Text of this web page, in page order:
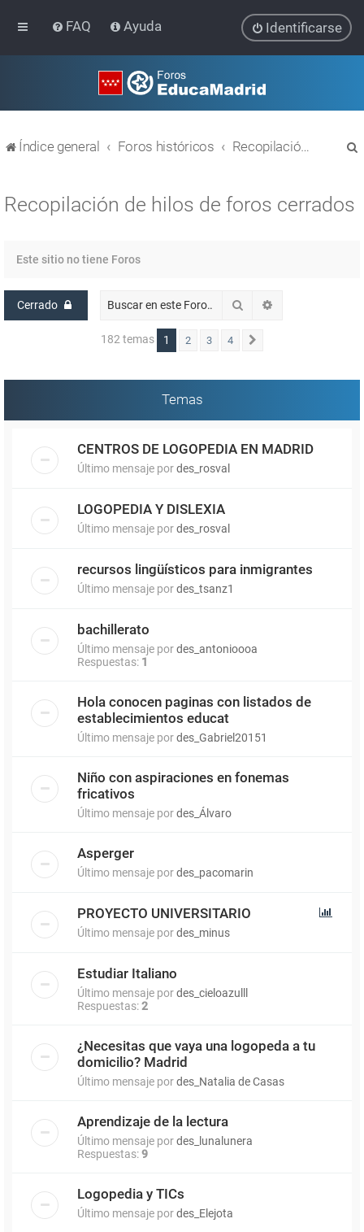
FAQ Ayuda Identificarse
Índice general Foros históricos Recopilación de hilos de foros cerrados
Recopilación de hilos de foros cerrados
Este sitio no tiene Foros
Cerrado Buscar
182 temas 1 2 3 4
Temas
CENTROS DE LOGOPEDIA EN MADRID
Último mensaje pordes_rosval
LOGOPEDIA Y DISLEXIA
Último mensaje pordes_rosval
recursos lingüísticos para inmigrantes
Último mensaje pordes_tsanz1
bachillerato
Último mensaje pordes_antonioooa
Respuestas: 1
Hola conocen paginas con listados de
establecimientos educat
Último mensaje pordes_Gabriel20151
Niño con aspiraciones en fonemas
fricativos
Último mensaje pordes_Álvaro
Asperger
Último mensaje pordes_pacomarin
PROYECTO UNIVERSITARIO
Último mensaje pordes_minus
Estudiar Italiano
Último mensaje pordes_cieloazulll
Respuestas:2
¿Necesitas que vaya una logopeda a tu
domicilio? Madrid
Último mensaje pordes_Natalia de Casas
Aprendizaje de la lectura
Último mensaje pordes_lunalunera
Respuestas:9
Logopedia y TICs
Último mensaje pordes_Elejota